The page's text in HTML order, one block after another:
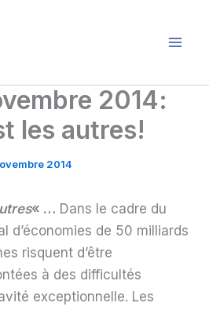
2014:
les autres!
2014
« … Dans le cadre du
d’économies de 50 milliards
risquent d’être
à des difficultés
exceptionnelle. Les